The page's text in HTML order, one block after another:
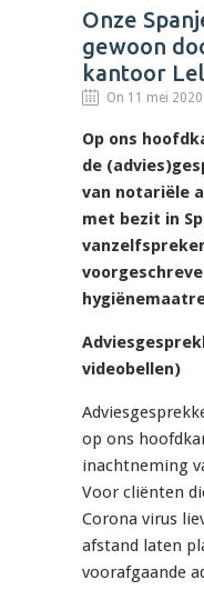
Onze
gewoon
kantoor
On 11 mei 2020
Op ons
de
van notariële
met bezit in
videobellen)
op ons
inachtneming
Voor cliënten
Corona virus
afstand laten
voorafgaande